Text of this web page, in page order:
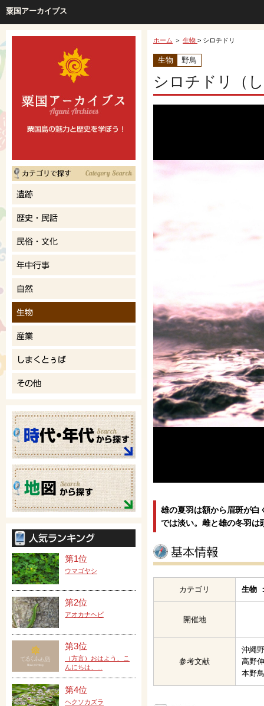
粟国アーカイブス
ホーム ＞ 生物 > シロチドリ
生物 野鳥
シロチドリ（
雄の夏羽は額から眉斑が白
では淡い。雌と雄の冬羽は
カテゴリ 生物
開催地
参考文献
沖縄
高野
本野
第1位
ウマゴヤシ
第2位
アオカナヘビ
第3位
（方言）おはよう、こ
んにちは、...
第4位
ヘクソカズラ